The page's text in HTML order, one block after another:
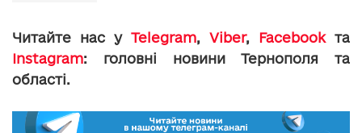
Читайте нас у Telegram, Viber, Facebookта
Instagram: головні новини Тернополя та
області.